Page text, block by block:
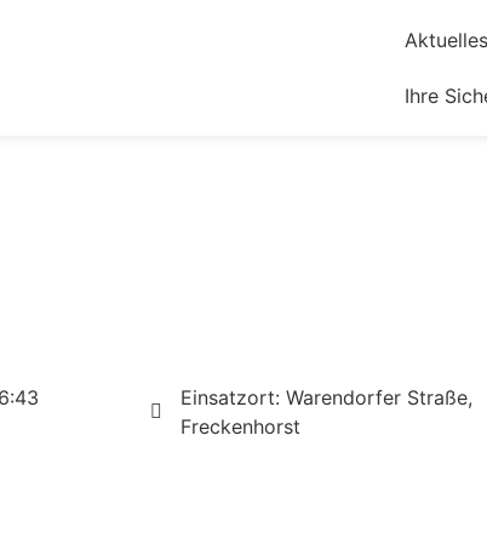
Aktuelles
Ihre
Einsatzort: Warendorfer Straße,
Freckenhorst